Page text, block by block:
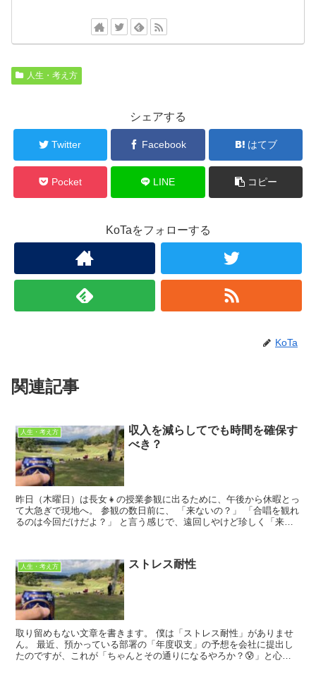
人生・考え方
シェアする
Twitter Facebook はてブ
Pocket LINE コピー
KoTaをフォローする
KoTa
関連記事
人生・考え方
収入を減らしてでも時間を確保す
べき？
昨日（木曜日）は長女👧の授業参観に出るために、午後から休暇とっ
て大急ぎで現地へ。 参観の数日前に、 「来ないの？」 「合唱を観れ
るのは今回だけだよ？」 と言う感じで、遠回しやけど珍しく「来て
人生・考え方 ストレス耐性
取り留めもない文章を書きます。 僕は「ストレス耐性」がありませ
ん。 最近、預かっている部署の「年度収支」の予想を会社に提出し
たのですが、これが「ちゃんとその通りになるやろか？😰」と心配